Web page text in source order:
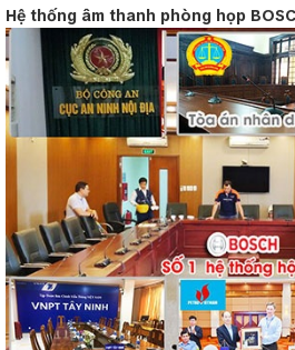
Hệ thống âm thanh phòng họp